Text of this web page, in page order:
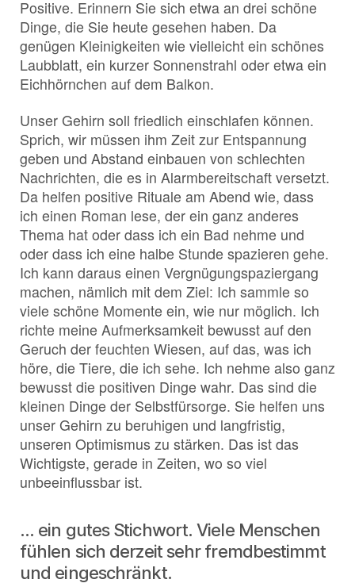
Positive. Erinnern Sie sich etwa an drei schöne
Dinge, die Sie heute gesehen haben. Da
genügen Kleinigkeiten wie vielleicht ein schönes
Laubblatt, ein kurzer Sonnenstrahl oder etwa ein
Eichhörnchen auf dem Balkon.
Unser Gehirn soll friedlich einschlafen können.
Sprich, wir müssen ihm Zeit zur Entspannung
geben und Abstand einbauen von schlechten
Nachrichten, die es in Alarmbereitschaft versetzt.
Da helfen positive Rituale am Abend wie, dass
ich einen Roman lese, der ein ganz anderes
Thema hat oder dass ich ein Bad nehme und
oder dass ich eine halbe Stunde spazieren gehe.
Ich kann daraus einen Vergnügungspaziergang
machen, nämlich mit dem Ziel: Ich sammle so
viele schöne Momente ein, wie nur möglich. Ich
richte meine Aufmerksamkeit bewusst auf den
Geruch der feuchten Wiesen, auf das, was ich
höre, die Tiere, die ich sehe. Ich nehme also ganz
bewusst die positiven Dinge wahr. Das sind die
kleinen Dinge der Selbstfürsorge. Sie helfen uns
unser Gehirn zu beruhigen und langfristig,
unseren Optimismus zu stärken. Das ist das
Wichtigste, gerade in Zeiten, wo so viel
unbeeinflussbar ist.
… ein gutes Stichwort. Viele Menschen
fühlen sich derzeit sehr fremdbestimmt
und eingeschränkt.